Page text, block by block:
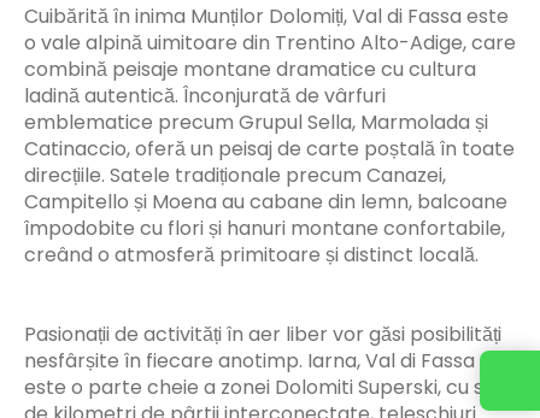
Cuibărită în inima Munților Dolomiți, Val di Fassa este
o vale alpină uimitoare din Trentino Alto-Adige, care
combină peisaje montane dramatice cu cultura
ladină autentică. Înconjurată de vârfuri
emblematice precum Grupul Sella, Marmolada și
Catinaccio, oferă un peisaj de carte poștală în toate
direcțiile. Satele tradiționale precum Canazei,
Campitello și Moena au cabane din lemn, balcoane
împodobite cu flori și hanuri montane confortabile,
creând o atmosferă primitoare și distinct locală.
Pasionații de activități în aer liber vor găsi posibilități
nesfârșite în fiecare anotimp. Iarna, Val di Fassa
este o parte cheie a zonei Dolomiti Superski, cu sute